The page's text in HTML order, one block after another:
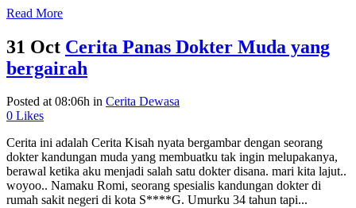
Read More
31 Oct Cerita Panas Dokter Muda yang
bergairah
Posted at 08:06h in Cerita Dewasa
0 Likes
Cerita ini adalah Cerita Kisah nyata bergambar dengan seorang
dokter kandungan muda yang membuatku tak ingin melupakanya,
berawal ketika aku menjadi salah satu dokter disana. mari kita lajut..
woyoo.. Namaku Romi, seorang spesialis kandungan dokter di
rumah sakit negeri di kota S****G. Umurku 34 tahun tapi...